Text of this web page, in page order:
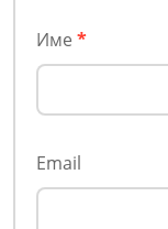
Име *
Email